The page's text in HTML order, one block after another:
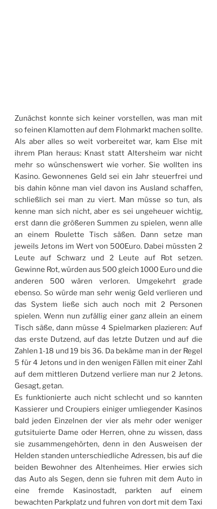
Zunächst konnte sich keiner vorstellen, was man mit
so feinen Klamotten auf dem Flohmarkt machen sollte.
Als aber alles so weit vorbereitet war, kam Else mit
ihrem Plan heraus: Knast statt Altersheim war nicht
mehr so wünschenswert wie vorher. Sie wollten ins
Kasino. Gewonnenes Geld sei ein Jahr steuerfrei und
bis dahin könne man viel davon ins Ausland schaffen,
schließlich sei man zu viert. Man müsse so tun, als
kenne man sich nicht, aber es sei ungeheuer wichtig,
erst dann die größeren Summen zu spielen, wenn alle
an einem Roulette Tisch säßen. Dann setze man
jeweils Jetons im Wert von 500Euro. Dabei müssten 2
Leute auf Schwarz und 2 Leute auf Rot setzen.
Gewinne Rot, würden aus 500 gleich 1000 Euro und die
anderen 500 wären verloren. Umgekehrt grade
ebenso. So würde man sehr wenig Geld verlieren und
das System ließe sich auch noch mit 2 Personen
spielen. Wenn nun zufällig einer ganz allein an einem
Tisch säße, dann müsse 4 Spielmarken plazieren: Auf
das erste Dutzend, auf das letzte Dutzen und auf die
Zahlen 1-18 und 19 bis 36. Da bekäme man in der Regel
5 für 4 Jetons und in den wenigen Fällen mit einer Zahl
auf dem mittleren Dutzend verliere man nur 2 Jetons.
Gesagt, getan.
Es funktionierte auch nicht schlecht und so kannten
Kassierer und Croupiers einiger umliegender Kasinos
bald jeden Einzelnen der vier als mehr oder weniger
gutsituierte Dame oder Herren, ohne zu wissen, dass
sie zusammengehörten, denn in den Ausweisen der
Helden standen unterschiedliche Adressen, bis auf die
beiden Bewohner des Altenheimes. Hier erwies sich
das Auto als Segen, denn sie fuhren mit dem Auto in
eine fremde Kasinostadt, parkten auf einem
bewachten Parkplatz und fuhren von dort mit dem Taxi